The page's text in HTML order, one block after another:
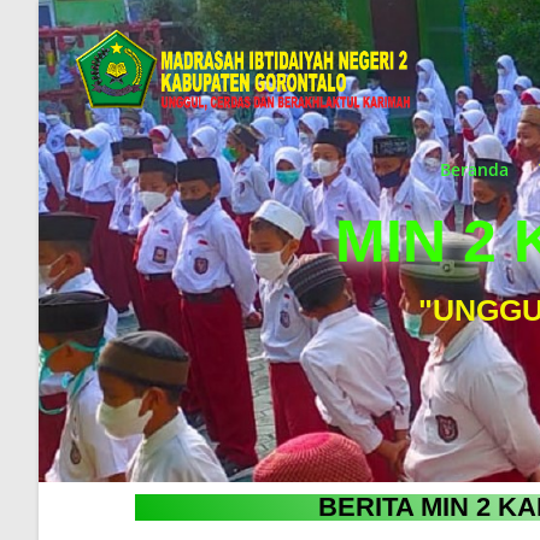
Beranda
MIN 2
BERITA MIN 2